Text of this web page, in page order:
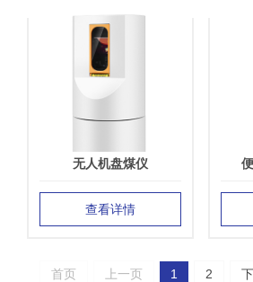
无人机盘煤仪
查看详情
首页 上一页 1 2